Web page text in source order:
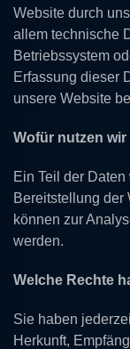
Website durch
allem technische
Betriebssystem
Erfassung dieser
unsere Website
Wofür nutzen wir
Ein Teil der
Bereitstellung der
können zur
werden.
Welche Rechte
Sie haben
Herkunft,